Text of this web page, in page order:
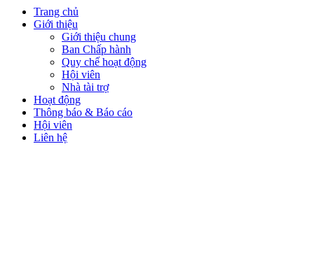
Trang chủ
Giới thiệu
Giới thiệu chung
Ban Chấp hành
Quy chế hoạt động
Hội viên
Nhà tài trợ
Hoạt động
Thông báo & Báo cáo
Hội viên
Liên hệ